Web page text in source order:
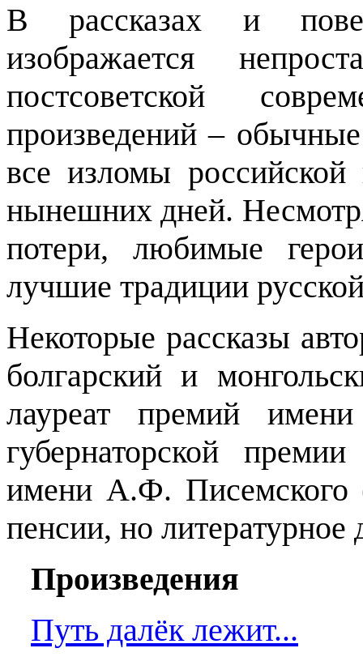
В рассказах и
изображается
постсоветской
произведений –
все изломы российской
нынешних дней.
потери, любимые
лучшие традиции
Некоторые рассказы
болгарский и
лауреат премий
губернаторской
имени А.Ф. Писемского
пенсии, но литературное
Произведения
Путь далёк лежит...